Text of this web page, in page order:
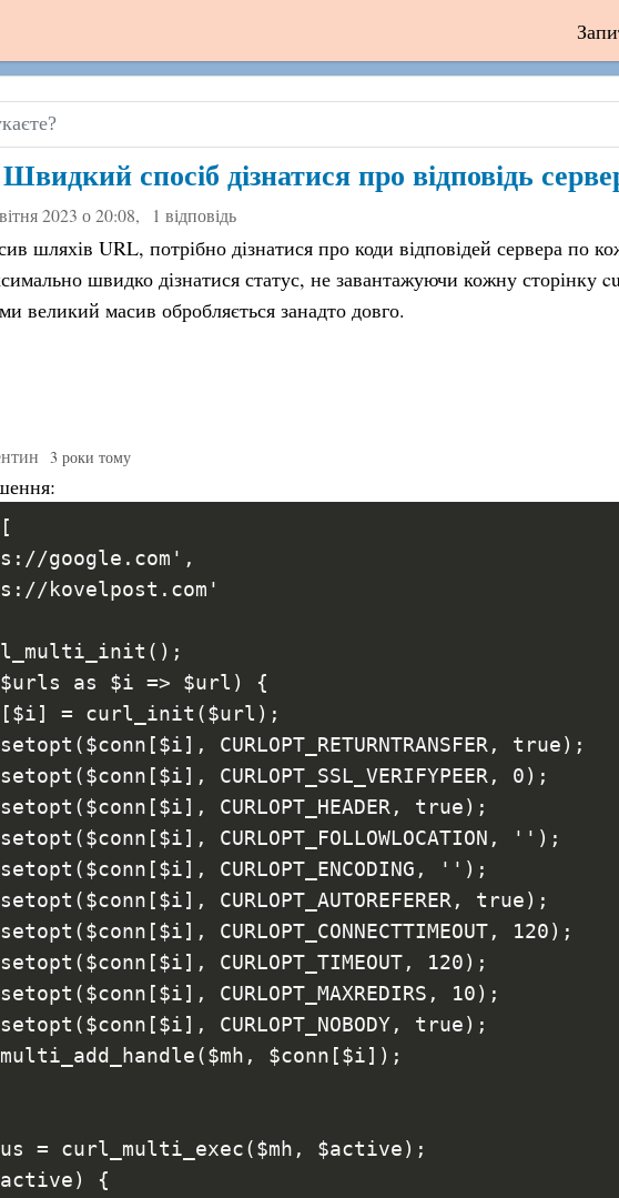
Швидкий спосіб дізнатися про відповідь
2023 о 20:08, 1 відповідь
шляхів URL, потрібно дізнатися про коди відповідей сервера по
швидко дізнатися статус, не завантажуючи кожну сторінку
великий масив обробляється занадто довго.
3 роки тому
google.com',
kovelpost.com'
as $i => $url) {
= curl_init($url);
CURLOPT_RETURNTRANSFER, true);
CURLOPT_SSL_VERIFYPEER, 0);
CURLOPT_HEADER, true);
CURLOPT_FOLLOWLOCATION, '');
CURLOPT_ENCODING, '');
CURLOPT_AUTOREFERER, true);
CURLOPT_CONNECTTIMEOUT, 120);
CURLOPT_TIMEOUT, 120);
CURLOPT_MAXREDIRS, 10);
CURLOPT_NOBODY, true);
$conn[$i]);
= curl_multi_exec($mh, $active);
{